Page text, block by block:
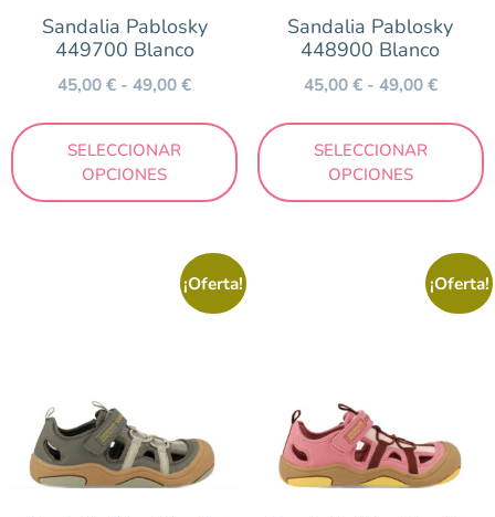
Sandalia Pablosky
449700 Blanco
45,00€ - 49,00€
SELECCIONAR
OPCIONES
Sandalia Pablosky
448900 Blanco
45,00€ - 49,00€
SELECCIONAR
OPCIONES
¡Oferta! ¡Oferta!